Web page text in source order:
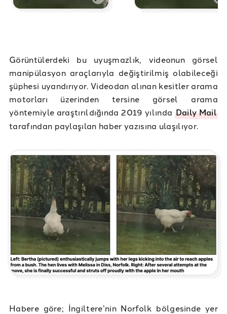
Görüntülerdeki bu uyuşmazlık, videonun görsel
manipülasyon araçlarıyla değiştirilmiş olabileceği
şüphesi uyandırıyor. Videodan alınan kesitler arama
motorları üzerinden tersine görsel arama
yöntemiyle araştırıldığında 2019 yılında Daily Mail
tarafından paylaşılan haber yazısına ulaşılıyor.
Habere göre; İngiltere’nin Norfolk bölgesinde yer